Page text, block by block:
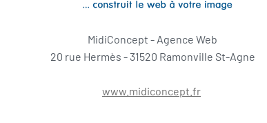
MidiConcept - Agence Web
20 rue Hermès - 31520 Ramonville St-Agne
www.midiconcept.fr